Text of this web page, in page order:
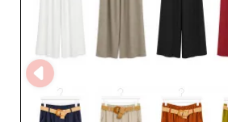
approvvigionamento di
e offri alle tue clienti le
della stagione, che si
pantalone spagnolo o di
tuta spagnolo.